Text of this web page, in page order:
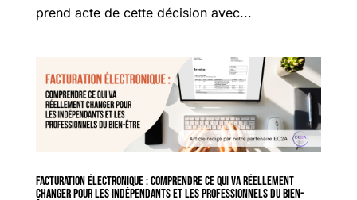
prend acte de cette décision avec...
Facturation électronique : comprendre ce qui va réellement
changer pour les indépendants et les professionnels du bien-